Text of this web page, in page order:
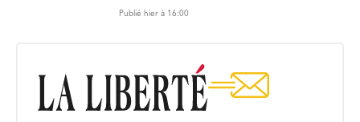
Publié hier à 16:00